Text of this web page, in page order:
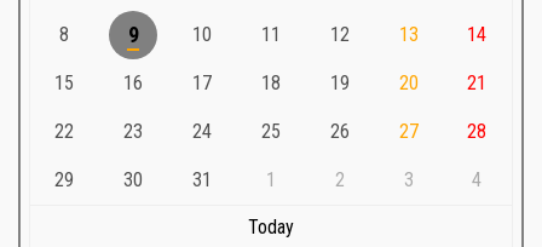
8 9 10 11 12 13 14
15 16 17 18 19 20 21
22 23 24 25 26 27 28
29 30 31 1 2 3 4
Today